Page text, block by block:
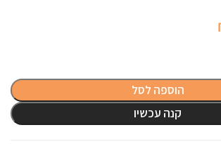
₪1490.הוספה לסל
קנה עכשיו